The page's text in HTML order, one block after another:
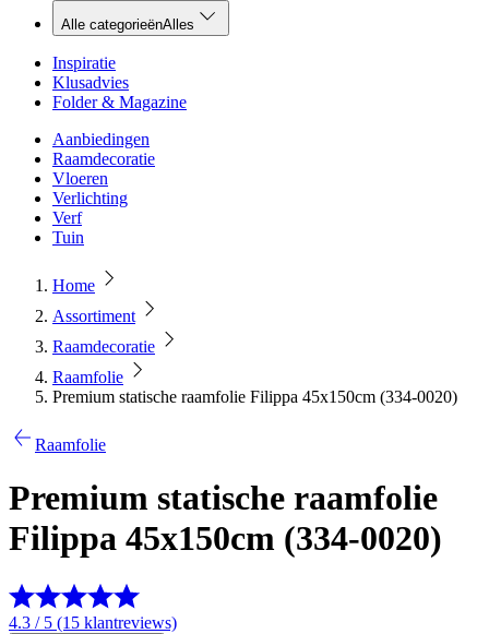
Alle categorieënAlles
Inspiratie
Klusadvies
Folder & Magazine
Aanbiedingen
Raamdecoratie
Vloeren
Verlichting
Verf
Tuin
Home
Assortiment
Raamdecoratie
Raamfolie
Premium statische raamfolie Filippa 45x150cm (334-0020)
Raamfolie
Premium statische raamfolie
Filippa 45x150cm (334-0020)
4.3 / 5 (15 klantreviews)